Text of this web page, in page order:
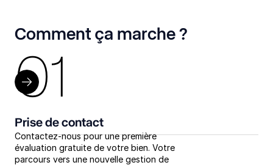
Comment ça marche ?
01
Prise de contact
Contactez-nous pour une première
évaluation gratuite de votre bien. Votre
parcours vers une nouvelle gestion de